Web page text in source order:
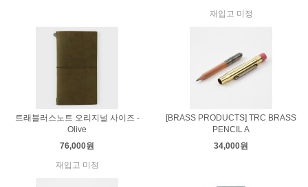
재입고 미정
트래블러스노트 오리지널 사이즈 -
Olive
76,000원
재입고 미정
[BRASS PRODUCTS] TRC BRASS
PENCIL A
34,000원